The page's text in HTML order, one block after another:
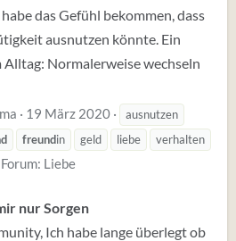
das Gefühl bekommen, dass
ausnutzen könnte. Ein
Alltag: Normalerweise wechseln
19 März 2020
ausnutzen
freundin geld liebe verhalten
Forum: Liebe
nur Sorgen
Ich habe lange überlegt ob